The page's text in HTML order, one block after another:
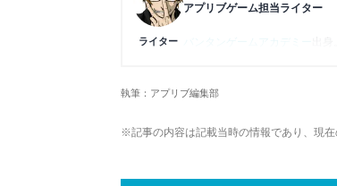
ライター
アプリブゲーム担当ライター
出
や専門知識の深さは業界内で
執筆：アプリブ編集部
※記事の内容は記載当時の情報であり、現在